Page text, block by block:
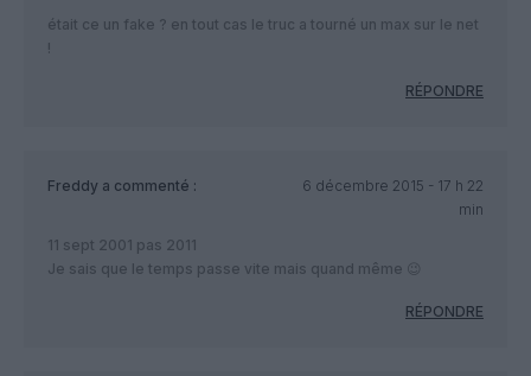
était ce un fake ? en tout cas le truc a tourné un max sur le net
!
RÉPONDRE
Freddy a commenté :
6 décembre 2015 - 17 h 22
min
11 sept 2001 pas 2011
Je sais que le temps passe vite mais quand même 😉
RÉPONDRE